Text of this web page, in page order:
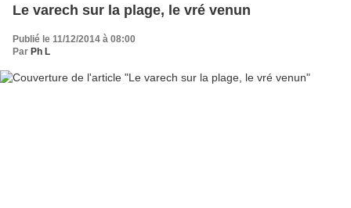
Le varech sur la plage, le vré venun
Publié le 11/12/2014 à 08:00
Par Ph L